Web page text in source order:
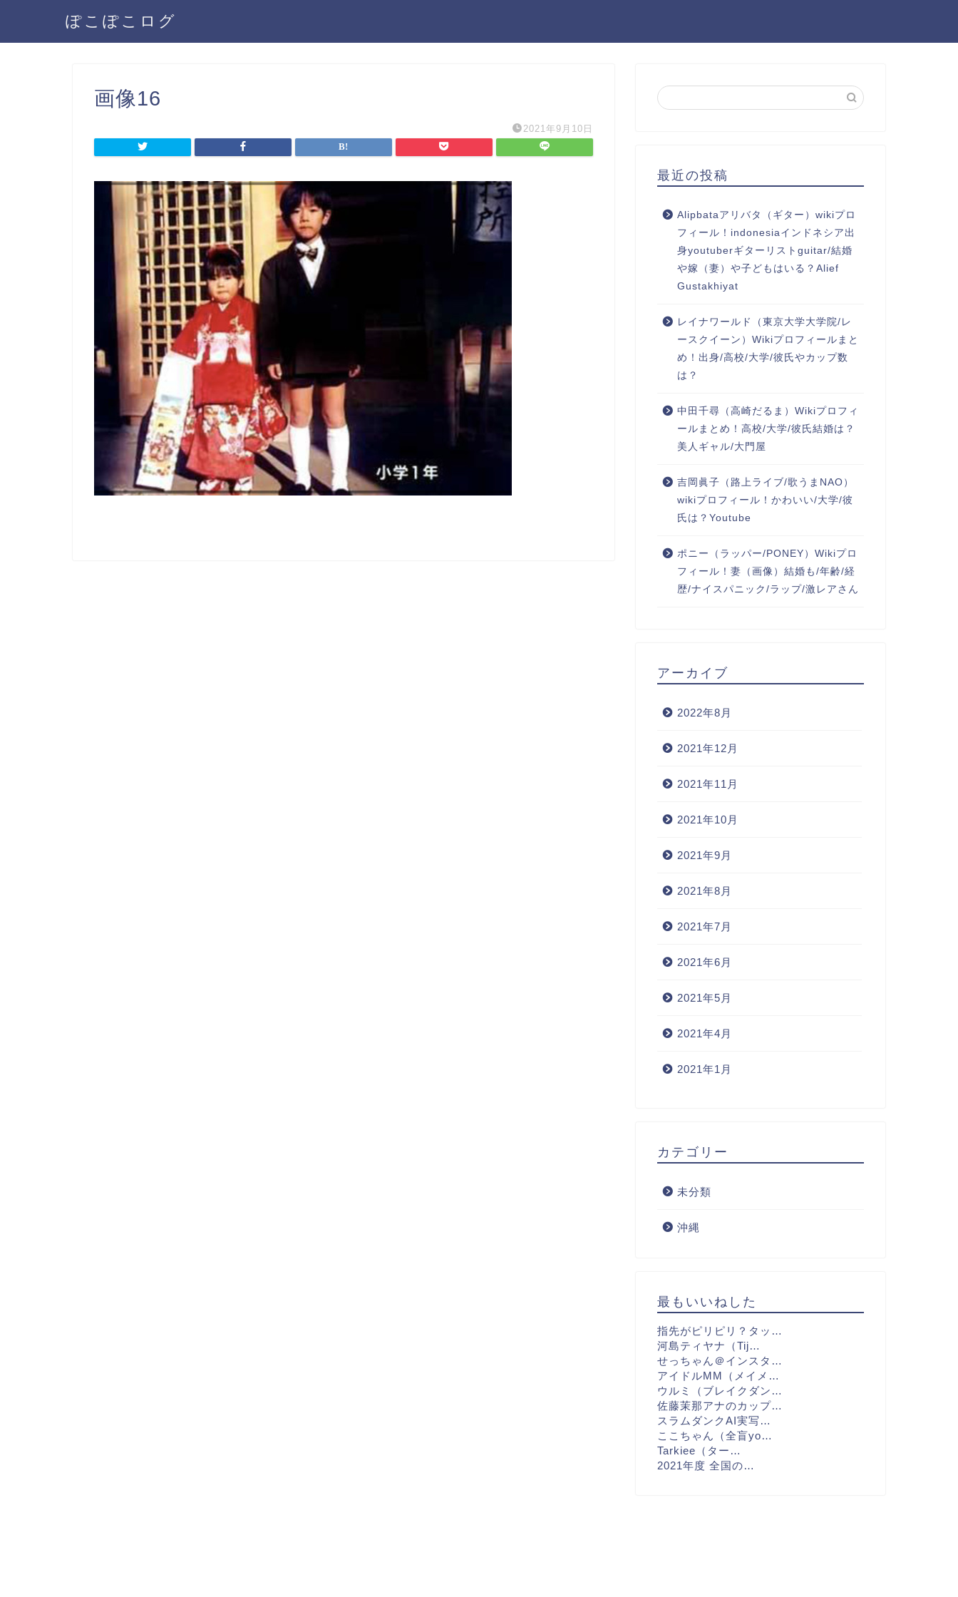
ぽこぽこログ
画像16
2021年9月10日
最近の投稿
Alipbataアリバタ（ギター）wikiプロ
フィール！indonesiaインドネシア出
身youtuberギターリストguitar/結婚
や嫁（妻）や子どもはいる？Alief
Gustakhiyat
レイナワールド（東京大学大学院/レ
ースクイーン）Wikiプロフィールまと
め！出身/高校/大学/彼氏やカップ数
は？
中田千尋（高崎だるま）Wikiプロフィ
ールまとめ！高校/大学/彼氏結婚は？
美人ギャル/大門屋
吉岡眞子（路上ライブ/歌うまNAO）
wikiプロフィール！かわいい/大学/彼
氏は？Youtube
ポニー（ラッパー/PONEY）Wikiプロ
フィール！妻（画像）結婚も/年齢/経
歴/ナイスパニック/ラップ/激レアさん
アーカイブ
2022年8月
2021年12月
2021年11月
2021年10月
2021年9月
2021年8月
2021年7月
2021年6月
2021年5月
2021年4月
2021年1月
カテゴリー
未分類
沖縄
最もいいねした
指先がピリピリ？タッ…
河島ティヤナ（Tij…
せっちゃん＠インスタ…
アイドルMM（メイメ…
ウルミ（ブレイクダン…
佐藤茉那アナのカップ…
スラムダンクAI実写…
ここちゃん（全盲yo…
Tarkiee（ター…
2021年度 全国の…